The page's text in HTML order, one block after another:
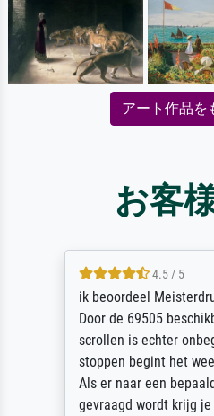
アート作品を
お客
4.5 / 5
ik beoordeel
Door de 69505
scrollen is echter
stoppen begint het
Als er naar een
gevraagd wordt krijg je